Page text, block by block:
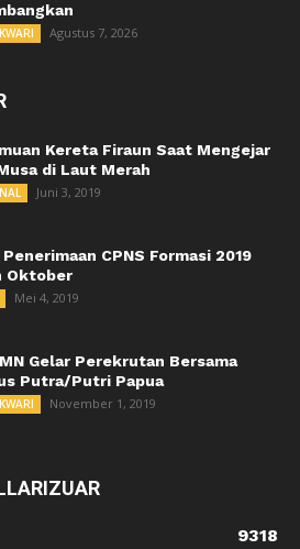
Agustus 7, 2026
Kereta Firaun Saat Mengejar
di Laut Merah
Juni 3, 2019
Penerimaan CPNS Formasi 2019
Oktober
Mei 4, 2019
Gelar Perekrutan Bersama
Putra/Putri Papua
November 1, 2019
9318